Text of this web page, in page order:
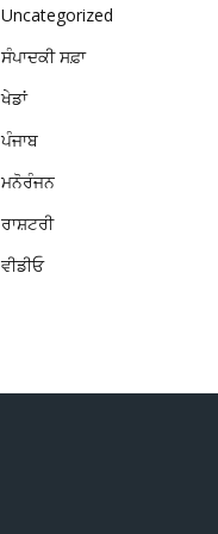
Uncategorized
ਸੰਪਾਦਕੀ ਸਫ਼ਾ
ਖੇਡਾਂ
ਪੰਜਾਬ
ਮਨੋਰੰਜਨ
ਰਾਸ਼ਟਰੀ
ਵੀਡੀਓ